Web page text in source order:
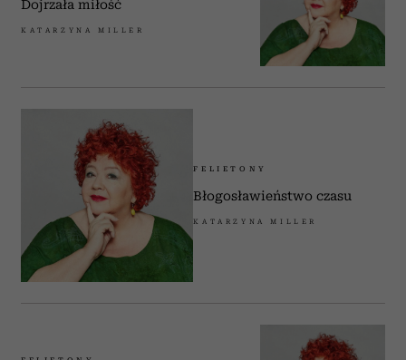
Dojrzała miłość
KATARZYNA MILLER
FELIETONY
Błogosławieństwo czasu
KATARZYNA MILLER